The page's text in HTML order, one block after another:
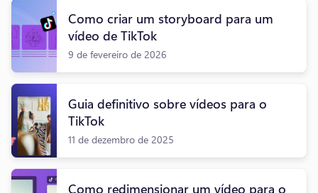
Como criar um storyboard para um
vídeo de TikTok
9 de fevereiro de 2026
Guia definitivo sobre vídeos para o
TikTok
11 de dezembro de 2025
Como redimensionar um vídeo para o